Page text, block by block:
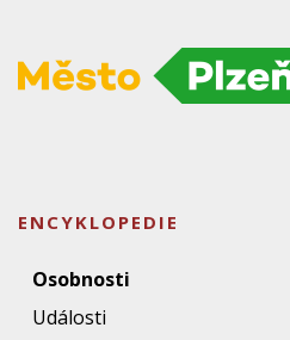
ENCYKLOPEDIE
Osobnosti
Události